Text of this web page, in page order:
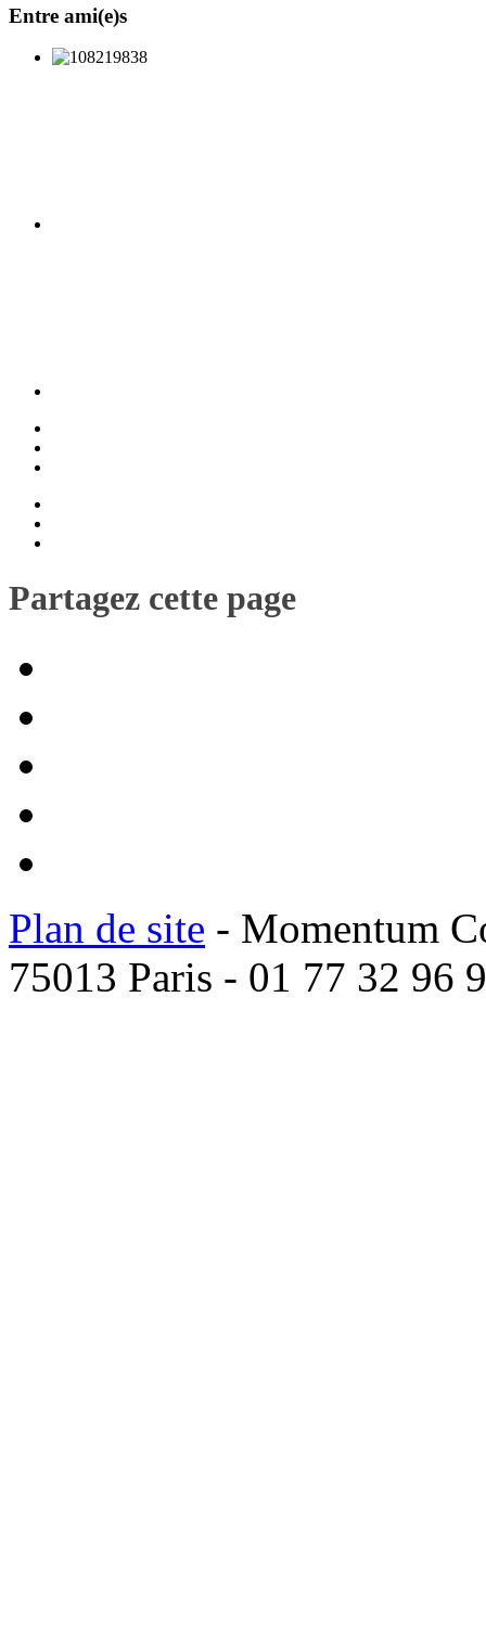
Entre ami(e)s
Partagez cette page
Plan de site - Momentum
75013 Paris - 01 77 32 96